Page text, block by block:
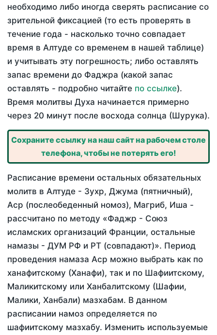
необходимо либо иногда сверять расписание со
зрительной фиксацией (то есть проверять в
течение года - насколько точно совпадает
время в Алтуде со временем в нашей таблице)
и учитывать эту погрешность; либо оставлять
запас времени до Фаджра (какой запас
оставлять - подробно читайте по ссылке).
Время молитвы Духа начинается примерно
через 20 минут после восхода солнца (Шурука).
Сохраните ссылку на наш сайт на рабочем столе
телефона, чтобы не потерять его!
Расписание времени остальных обязательных
молитв в Алтуде - Зухр, Джума (пятничный),
Аср (послеобеденный номоз), Магриб, Иша -
рассчитано по методу «Фаджр - Союз
исламских организаций Франции, остальные
намазы - ДУМ РФ и РТ (совпадают)». Период
проведения намаза Аср можно выбрать как по
ханафитскому (Ханафи), так и по Шафиитскому,
Маликитскому или Ханбалитскому (Шафии,
Малики, Ханбали) мазхабам. В данном
расписании намоз определяется по
шафиитскому мазхабу. Изменить используемые